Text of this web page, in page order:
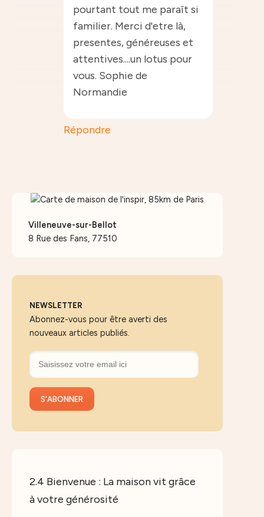
pourtant tout me paraît si
familier. Merci d'etre là,
presentes, généreuses et
attentives....un lotus pour
vous. Sophie de
Normandie
Répondre
Villeneuve-sur-Bellot
8 Rue des Fans, 77510
NEWSLETTER
Abonnez-vous pour être averti des
nouveaux articles publiés.
2.4 Bienvenue : La maison vit grâce
à votre générosité